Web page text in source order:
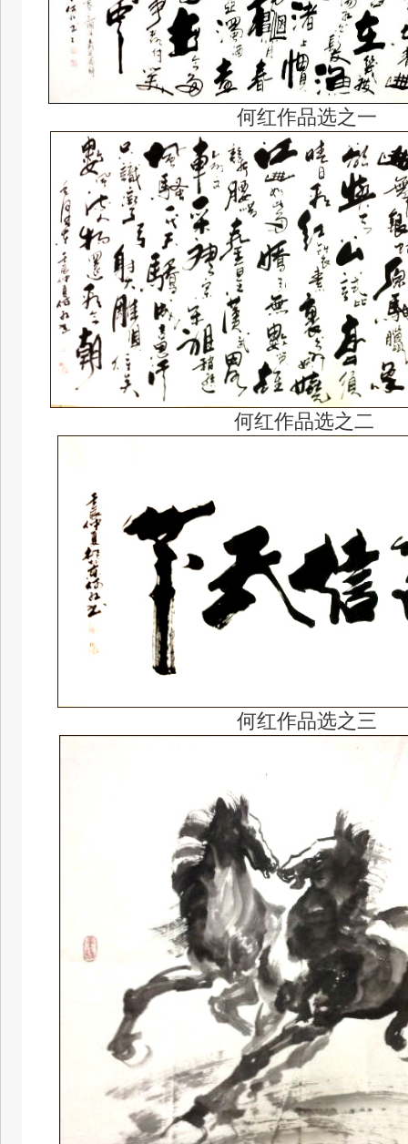
何红作品选之一
何红作品选之二
何红作品选之三